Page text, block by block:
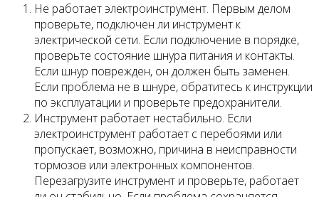
Не работает электроинструмент. Первым делом
проверьте, подключен ли инструмент к
электрической сети. Если подключение в порядке,
проверьте состояние шнура питания и контакты.
Если шнур поврежден, он должен быть заменен.
Если проблема не в шнуре, обратитесь к инструкции
по эксплуатации и проверьте предохранители.
Инструмент работает нестабильно. Если
электроинструмент работает с перебоями или
пропускает, возможно, причина в неисправности
тормозов или электронных компонентов.
Перезагрузите инструмент и проверьте, работает